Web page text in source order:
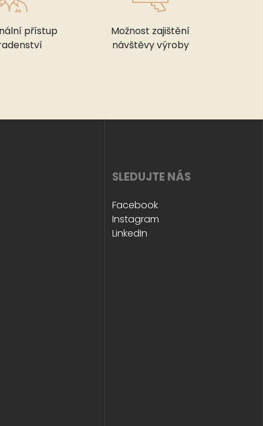
přístup
Možnost zajištění
návštěvy výroby
SLEDUJTE NÁS
Facebook
Instagram
LinkedIn